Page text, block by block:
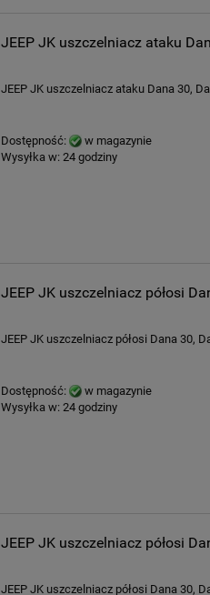
JEEP JK uszczelniacz ataku
JEEP JK uszczelniacz ataku Dana 30,
Dostępność:
w magazynie
Wysyłka w: 24 godziny
JEEP JK uszczelniacz półosi
JEEP JK uszczelniacz półosi Dana 30,
Dostępność:
w magazynie
Wysyłka w: 24 godziny
JEEP JK uszczelniacz półosi
JEEP JK uszczelniacz półosi Dana 30,